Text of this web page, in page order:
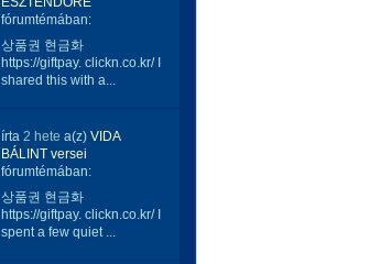
fórumtémában:
상품권 현금화
https://giftpay. clickn.co.kr/ I
shared this with a...
írta 2 hete a(z) VIDA
BÁLINT versei
fórumtémában:
상품권 현금화
https://giftpay. clickn.co.kr/ I
spent a few quiet ...